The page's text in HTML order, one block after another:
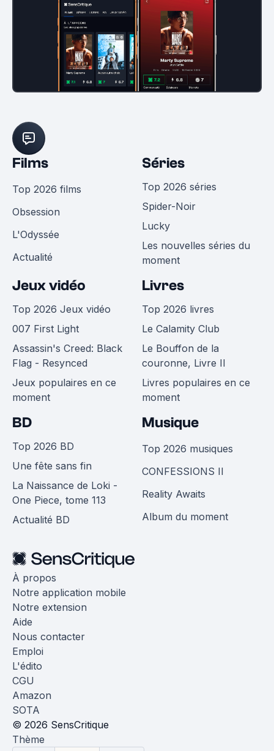
Films
Top 2026 films
Obsession
L'Odyssée
Actualité
Séries
Top 2026 séries
Spider-Noir
Lucky
Les nouvelles séries du
moment
Jeux vidéo
Top 2026 Jeux vidéo
007 First Light
Assassin's Creed: Black
Flag - Resynced
Jeux populaires en ce
moment
Livres
Top 2026 livres
Le Calamity Club
Le Bouffon de la
couronne, Livre II
Livres populaires en ce
moment
BD
Top 2026 BD
Une fête sans fin
La Naissance de Loki -
One Piece, tome 113
Actualité BD
Musique
Top 2026 musiques
CONFESSIONS II
Reality Awaits
Album du moment
À propos
Notre application mobile
Notre extension
Aide
Nous contacter
Emploi
L'édito
CGU
Amazon
SOTA
© 2026 SensCritique
Thème